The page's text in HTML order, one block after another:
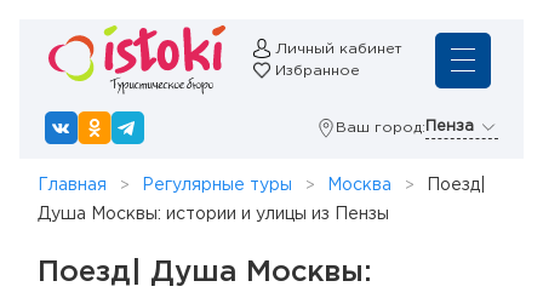
Личный кабинет
Избранное
Ваш город: Пенза
Главная Регулярные туры Москва
Поезд|
Душа Москвы: истории и улицы из Пензы
Поезд| Душа Москвы: